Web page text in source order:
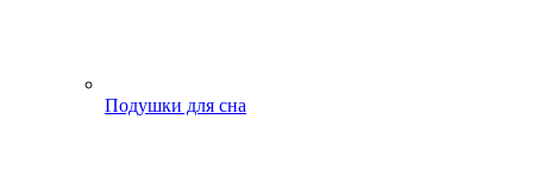
Подушки для сна